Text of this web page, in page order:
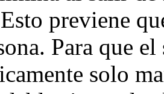
previene
Para que
solo